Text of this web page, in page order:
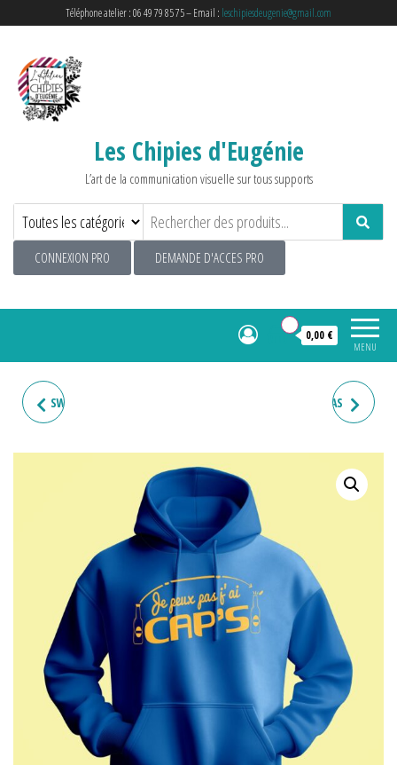
Téléphone atelier : 06 49 79 85 75 – Email : leschipiesdeugenie@gmail.com
Les Chipies d'Eugénie
L’art de la communication visuelle sur tous supports
CONNEXION PRO DEMANDE D'ACCES PRO
MENU
0,00 €
SWEAT HOMME "JE PEUX PAS SWEAT FEMME "JE PEUX PAS